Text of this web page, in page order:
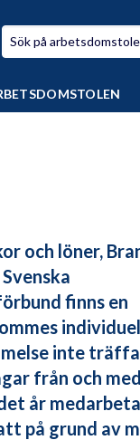
och löner,
finns en
inte
från och
år
på grund av